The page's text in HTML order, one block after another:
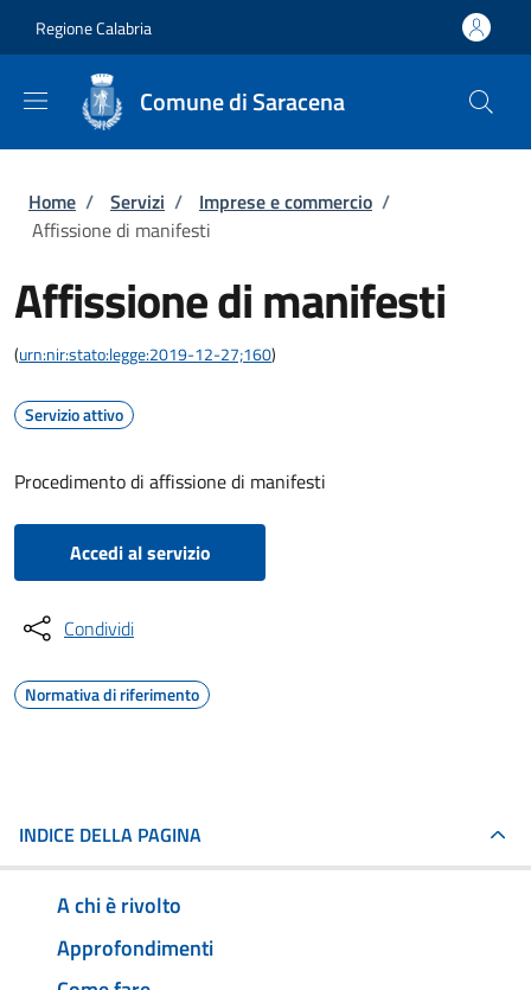
Regione Calabria
Comune di Saracena
Briciole di pane
Home / Servizi / Imprese e commercio /
Affissione di manifesti
Affissione di manifesti
(urn:nir:stato:legge:2019-12-27;160)
Servizio attivo
Procedimento di affissione di manifesti
Accedi al servizio
Condividi
Normativa di riferimento
INDICE DELLA PAGINA
A chi è rivolto
Approfondimenti